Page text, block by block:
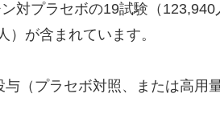
対プラセボの19試験（
）が含まれています。
（プラセボ対照、または高用